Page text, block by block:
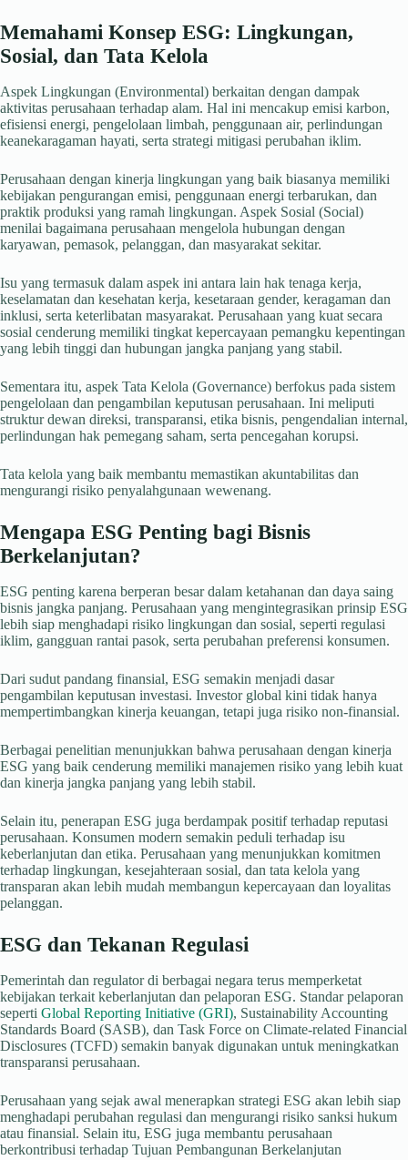
Memahami Konsep ESG: Lingkungan,
Sosial, dan Tata Kelola
Aspek Lingkungan (Environmental) berkaitan dengan dampak
aktivitas perusahaan terhadap alam. Hal ini mencakup emisi karbon,
efisiensi energi, pengelolaan limbah, penggunaan air, perlindungan
keanekaragaman hayati, serta strategi mitigasi perubahan iklim.
Perusahaan dengan kinerja lingkungan yang baik biasanya memiliki
kebijakan pengurangan emisi, penggunaan energi terbarukan, dan
praktik produksi yang ramah lingkungan. Aspek Sosial (Social)
menilai bagaimana perusahaan mengelola hubungan dengan
karyawan, pemasok, pelanggan, dan masyarakat sekitar.
Isu yang termasuk dalam aspek ini antara lain hak tenaga kerja,
keselamatan dan kesehatan kerja, kesetaraan gender, keragaman dan
inklusi, serta keterlibatan masyarakat. Perusahaan yang kuat secara
sosial cenderung memiliki tingkat kepercayaan pemangku kepentingan
yang lebih tinggi dan hubungan jangka panjang yang stabil.
Sementara itu, aspek Tata Kelola (Governance) berfokus pada sistem
pengelolaan dan pengambilan keputusan perusahaan. Ini meliputi
struktur dewan direksi, transparansi, etika bisnis, pengendalian internal,
perlindungan hak pemegang saham, serta pencegahan korupsi.
Tata kelola yang baik membantu memastikan akuntabilitas dan
mengurangi risiko penyalahgunaan wewenang.
Mengapa ESG Penting bagi Bisnis
Berkelanjutan?
ESG penting karena berperan besar dalam ketahanan dan daya saing
bisnis jangka panjang. Perusahaan yang mengintegrasikan prinsip ESG
lebih siap menghadapi risiko lingkungan dan sosial, seperti regulasi
iklim, gangguan rantai pasok, serta perubahan preferensi konsumen.
Dari sudut pandang finansial, ESG semakin menjadi dasar
pengambilan keputusan investasi. Investor global kini tidak hanya
mempertimbangkan kinerja keuangan, tetapi juga risiko non-finansial.
Berbagai penelitian menunjukkan bahwa perusahaan dengan kinerja
ESG yang baik cenderung memiliki manajemen risiko yang lebih kuat
dan kinerja jangka panjang yang lebih stabil.
Selain itu, penerapan ESG juga berdampak positif terhadap reputasi
perusahaan. Konsumen modern semakin peduli terhadap isu
keberlanjutan dan etika. Perusahaan yang menunjukkan komitmen
terhadap lingkungan, kesejahteraan sosial, dan tata kelola yang
transparan akan lebih mudah membangun kepercayaan dan loyalitas
pelanggan.
ESG dan Tekanan Regulasi
Pemerintah dan regulator di berbagai negara terus memperketat
kebijakan terkait keberlanjutan dan pelaporan ESG. Standar pelaporan
seperti Global Reporting Initiative (GRI), Sustainability Accounting
Standards Board (SASB), dan Task Force on Climate-related Financial
Disclosures (TCFD) semakin banyak digunakan untuk meningkatkan
transparansi perusahaan.
Perusahaan yang sejak awal menerapkan strategi ESG akan lebih siap
menghadapi perubahan regulasi dan mengurangi risiko sanksi hukum
atau finansial. Selain itu, ESG juga membantu perusahaan
berkontribusi terhadap Tujuan Pembangunan Berkelanjutan